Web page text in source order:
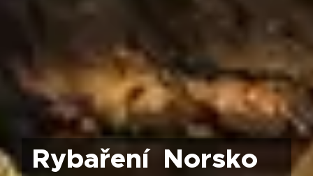
Rybaření Norsko